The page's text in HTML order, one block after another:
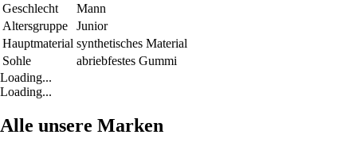
Geschlecht
Mann
Altersgruppe
Junior
Hauptmaterial synthetisches Material
Sohle
abriebfestes Gummi
Loading...
Loading...
Alle unsere Marken